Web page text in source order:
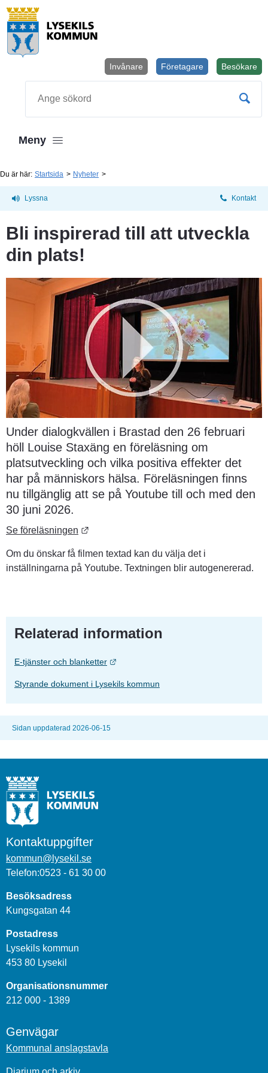
Besökare
Företagare
Invånare
Meny
Du är här: Startsida Nyheter
Lyssna Kontakt
Bli inspirerad till att utveckla
din plats!
Under dialogkvällen i Brastad den 26 februari
höll Louise Staxäng en föreläsning om
platsutveckling och vilka positiva effekter det
har på människors hälsa. Föreläsningen finns
nu tillgänglig att se på Youtube till och med den
30 juni 2026.
Se föreläsningen
Om du önskar få filmen textad kan du välja det i
inställningarna på Youtube. Textningen blir autogenererad.
Relaterad information
E-tjänster och blanketter Länk till annan webbplats.
Styrande dokument i Lysekils kommun
Sidan uppdaterad 2026-06-15
Kontaktuppgifter
kommun@lysekil.se
Telefon:0523 - 61 30 00
Besöksadress
Kungsgatan 44
Postadress
Lysekils kommun
453 80 Lysekil
Organisationsnummer
212 000 - 1389
Genvägar
Kommunal anslagstavla